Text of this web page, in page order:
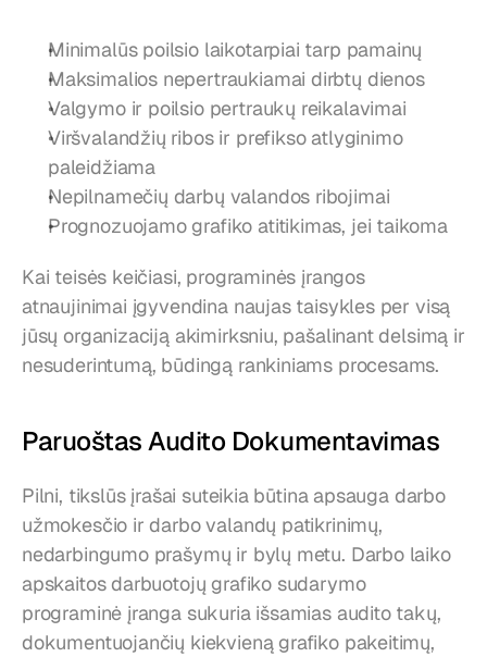
Minimalūs poilsio laikotarpiai tarp pamainų
Maksimalios nepertraukiamai dirbtų dienos
Valgymo ir poilsio pertraukų reikalavimai
Viršvalandžių ribos ir prefikso atlyginimo
paleidžiama
Nepilnamečių darbų valandos ribojimai
Prognozuojamo grafiko atitikimas, jei taikoma
Kai teisės keičiasi, programinės įrangos
atnaujinimai įgyvendina naujas taisykles per visą
jūsų organizaciją akimirksniu, pašalinant delsimą ir
nesuderintumą, būdingą rankiniams procesams.
Paruoštas Audito Dokumentavimas
Pilni, tikslūs įrašai suteikia būtina apsauga darbo
užmokesčio ir darbo valandų patikrinimų,
nedarbingumo prašymų ir bylų metu. Darbo laiko
apskaitos darbuotojų grafiko sudarymo
programinė įranga sukuria išsamias audito takų,
dokumentuojančių kiekvieną grafiko pakeitimų,